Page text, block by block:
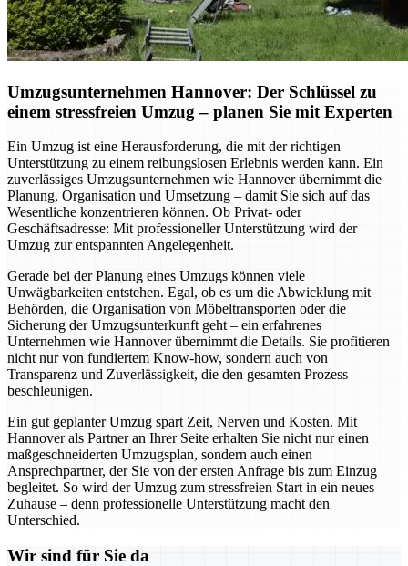
Umzugsunternehmen Hannover: Der Schlüssel zu
einem stressfreien Umzug – planen Sie mit Experten
Ein Umzug ist eine Herausforderung, die mit der richtigen
Unterstützung zu einem reibungslosen Erlebnis werden kann. Ein
zuverlässiges Umzugsunternehmen wie Hannover übernimmt die
Planung, Organisation und Umsetzung – damit Sie sich auf das
Wesentliche konzentrieren können. Ob Privat- oder
Geschäftsadresse: Mit professioneller Unterstützung wird der
Umzug zur entspannten Angelegenheit.
Gerade bei der Planung eines Umzugs können viele
Unwägbarkeiten entstehen. Egal, ob es um die Abwicklung mit
Behörden, die Organisation von Möbeltransporten oder die
Sicherung der Umzugsunterkunft geht – ein erfahrenes
Unternehmen wie Hannover übernimmt die Details. Sie profitieren
nicht nur von fundiertem Know-how, sondern auch von
Transparenz und Zuverlässigkeit, die den gesamten Prozess
beschleunigen.
Ein gut geplanter Umzug spart Zeit, Nerven und Kosten. Mit
Hannover als Partner an Ihrer Seite erhalten Sie nicht nur einen
maßgeschneiderten Umzugsplan, sondern auch einen
Ansprechpartner, der Sie von der ersten Anfrage bis zum Einzug
begleitet. So wird der Umzug zum stressfreien Start in ein neues
Zuhause – denn professionelle Unterstützung macht den
Unterschied.
Wir sind für Sie da